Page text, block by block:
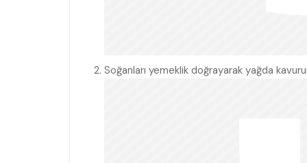
Soğanları yemeklik doğrayarak yağda